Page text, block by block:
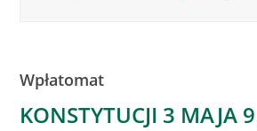
Wpłatomat
KONSTYTUCJI 3 MAJA